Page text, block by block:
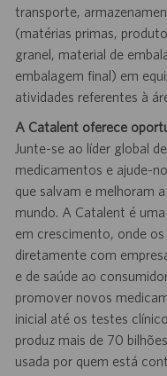
transporte,
(matérias primas,
granel, material de
embalagem final) em
atividades referentes à
A Catalent oferece
Junte-se ao líder global
medicamentos e ajude-
que salvam e melhoram
mundo. A Catalent é
em crescimento, onde
diretamente com
e de saúde ao
promover novos
inicial até os testes
produz mais de 70
usada por quem está